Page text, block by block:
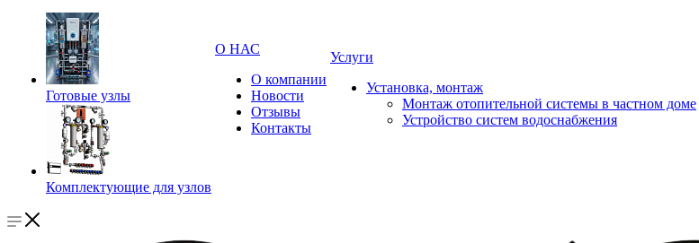
Готовые узлы
Комплектующие для узлов
О НАС
О компании
Новости
Отзывы
Контакты
Услуги
Установка, монтаж
Монтаж отопительной системы в частном доме
Устройство систем водоснабжения